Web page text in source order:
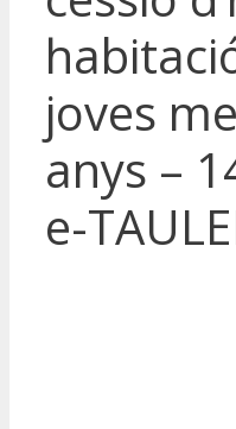
joves
anys –
e-